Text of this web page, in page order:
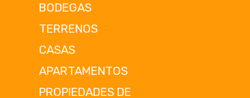
BODEGAS
TERRENOS
CASAS
APARTAMENTOS
PROPIEDADES DE